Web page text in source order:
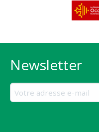
Newsletter